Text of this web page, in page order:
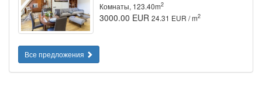
Комнаты, 123.40m2
3000.00 EUR 24.31 EUR / m2
Все предложения